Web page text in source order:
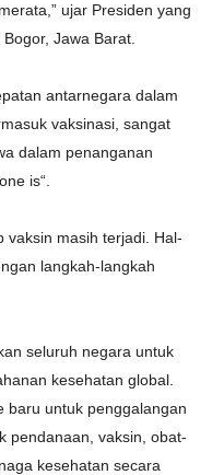
ujar Presiden yang
Jawa Barat.
antarnegara dalam
vaksinasi, sangat
dalam penanganan
is“.
vaksin masih terjadi. Hal-
langkah-langkah
seluruh negara untuk
kesehatan global.
baru untuk penggalangan
pendanaan, vaksin, obat-
kesehatan secara